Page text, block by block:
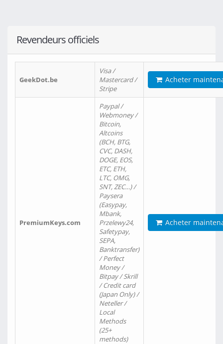
Revendeurs officiels
GeekDot.be
Visa /
Mastercard /
Stripe
Acheter
PremiumKeys.com
Paypal /
Webmoney /
Bitcoin,
Altcoins
(BCH, BTG,
CVC, DASH,
DOGE, EOS,
ETC, ETH,
LTC, OMG,
SNT, ZEC…) /
Paysera
(Easypay,
Mbank,
Przelewy24,
Safetypay,
SEPA,
Banktransfer)
/ Perfect
Money /
Bitpay / Skrill
/ Credit card
(Japan Only) /
Neteller /
Local
Methods
(25+
methods)
Acheter